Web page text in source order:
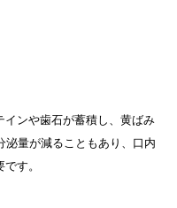
ンや歯石が蓄積し、黄ばみ
泌量が減ることもあり、口内
す。